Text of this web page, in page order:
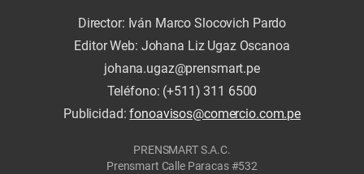
Director: Iván Marco Slocovich Pardo
Editor Web: Johana Liz Ugaz Oscanoa
johana.ugaz@prensmart.pe
Teléfono: (+511) 311 6500
Publicidad:fonoavisos@comercio.com.pe
PRENSMART S.A.C.
Prensmart Calle Paracas #532